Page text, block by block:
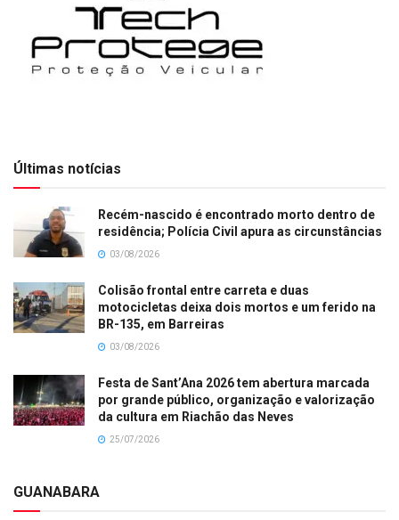
Últimas notícias
Recém-nascido é encontrado morto dentro de
residência; Polícia Civil apura as circunstâncias
03/08/2026
Colisão frontal entre carreta e duas
motocicletas deixa dois mortos e um ferido na
BR-135, em Barreiras
03/08/2026
Festa de Sant’Ana 2026 tem abertura marcada
por grande público, organização e valorização
da cultura em Riachão das Neves
25/07/2026
GUANABARA